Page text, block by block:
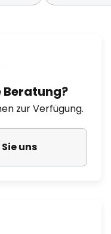
Beratung?
zur Verfügung.
uns